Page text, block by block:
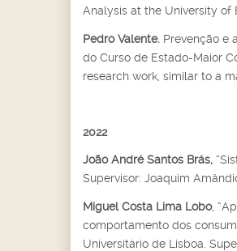
Analysis at the University of
Pedro Valente. Prevenção e
do Curso de Estado-Maior
research work, similar to a
2022
João André Santos Brás,
Supervisor: Joaquim
Miguel Costa Lima Lobo,
comportamento dos
Universitário de Lisboa.